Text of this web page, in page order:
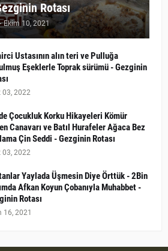
Rotası
- Ekim 10, 2021
Ustasının alın teri ve Pulluğa
Eşeklerle Toprak sürümü - Gezginin
03, 2022
Çocukluk Korku Hikayeleri Kömür
Canavarı ve Batıl Hurafeler Ağaca Bez
Çin Seddi - Gezginin Rotası
03, 2022
Yaylada Üşmesin Diye Örttük - 2Bin
Afkan Koyun Çobanıyla Muhabbet -
Rotası
16, 2021